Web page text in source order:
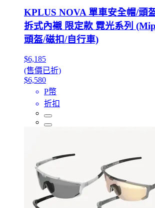
KPLUS NOVA 單車安全帽/頭
拆式內襯 限定款 霓光系列
頭盔/磁扣/自行車)
$6,185
(售價已折)
$6,580
P幣
折扣